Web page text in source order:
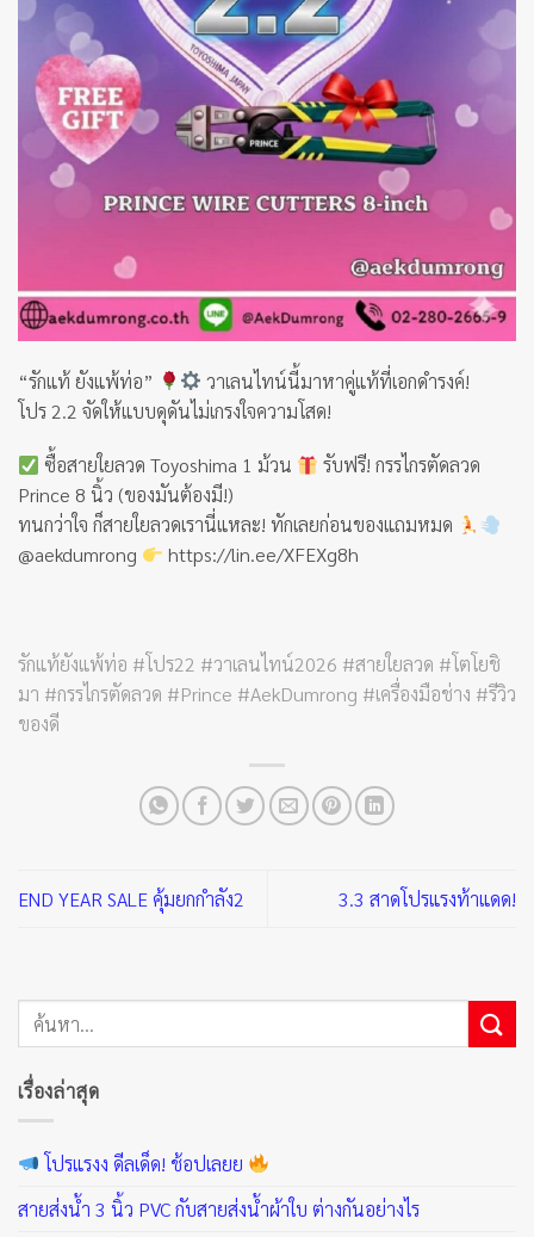
“รักแท้ ยังแพ้ท่อ”
วาเลนไทน์นี้มาหาคู่แท้ที่เอกดำรงค์!
โปร 2.2 จัดให้แบบดุดันไม่เกรงใจความโสด!
ซื้อสายใยลวด Toyoshima 1 ม้วน
รับฟรี! กรรไกรตัดลวด
Prince 8 นิ้ว (ของมันต้องมี!)
ทนกว่าใจ ก็สายใยลวดเรานี่แหละ! ทักเลยก่อนของแถมหมด
@aekdumrong
https://lin.ee/XFEXg8h
รักแท้ยังแพ้ท่อ #โปร22 #วาเลนไทน์2026 #สายใยลวด #โตโยชิ
มา #กรรไกรตัดลวด #Prince #AekDumrong #เครื่องมือช่าง #รีวิว
ของดี
END YEAR SALE คุ้มยกกำลัง2 3.3 สาดโปรแรงท้าแดด!
เรื่องล่าสุด
โปรแรงง ดีลเด็ด! ช้อปเลยย
สายส่งน้ำ 3 นิ้ว PVC กับสายส่งน้ำผ้าใบ ต่างกันอย่างไร